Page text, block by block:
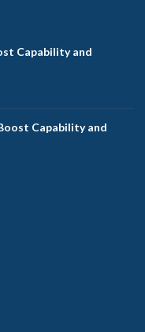
Capability and
Capability and